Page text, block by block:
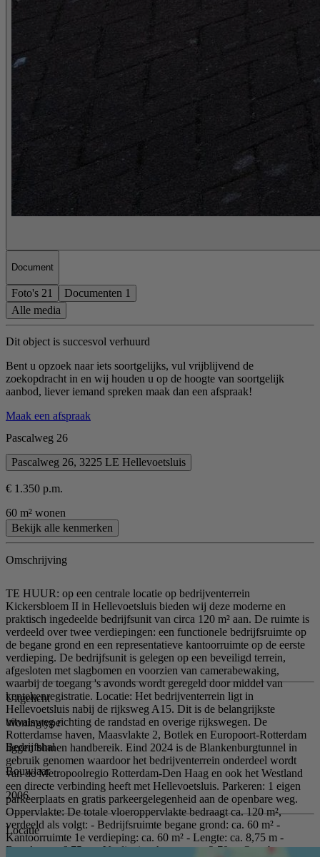
Document
Foto's 21 Documenten 1
Alle media
Dit object is succesvol verhuurd
Bent u opzoek naar iets soortgelijks, vul vrijblijvend de
zoekopdracht in en wij houden u op de hoogte van soortgelijk
aanbod, liever iemand spreken maak dan een afspraak!
Maak een afspraak
Pascalweg 26
Pascalweg 26, 3225 LE Hellevoetsluis
€ 1.350 p.m.
60 m² wonen
Bekijk alle kenmerken
Omschrijving
TE HUUR: op een centrale locatie op bedrijventerrein
Kickersbloem II in Hellevoetsluis bieden wij deze moderne en
praktisch ingedeelde bedrijfsunit van circa 120 m² aan. De ruimte is
verdeeld over twee verdiepingen: een functionele bedrijfsruimte op
de begane grond en een representatieve kantoorruimte op de eerste
verdieping. De bedrijfsunit is gelegen op een beveiligd terrein,
afgesloten met slagbomen en voorzien van camerabewaking,
waarbij de toegang 's avonds wordt geregeld door middel van
kentekenregistratie. Locatie: Het bedrijventerrein ligt in
Hellevoetsluis nabij de rijksweg A15. Dit is de belangrijkste
uitvalsweg richting de randstad en overige rijkswegen. De
Rotterdamse haven, Maasvlakte 2, Botlek en Europoort-Rotterdam
liggen binnen handbereik. Eind 2024 is de Blankenburgtunnel in
gebruik genomen waardoor het bedrijventerrein onderdeel wordt
van de Metropoolregio Rotterdam-Den Haag en ook het Westland
een directe verbinding heeft met Hellevoetsluis. Parkeren: 1 eigen
parkeerplaats en gratis parkeergelegenheid aan de openbare weg.
Oppervlakte: De totale vloeroppervlakte bedraagt ca. 120 m²,
verdeeld als volgt: - Bedrijfsruimte begane grond: ca. 60 m² -
Kantoorruimte 1e verdieping: ca. 60 m² - Lengte: ca. 8,75 m -
Breedte: ca. 6,75 m - Verdiepingshoogte: ca. 2,70 m Openbaar
Uitgelicht
Woningtype
Bedrijfshal
Bouwjaar
2006
Locatie